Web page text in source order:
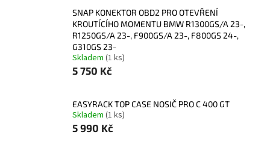
SNAP KONEKTOR OBD2 PRO OTEVŘENÍ
KROUTÍCÍHO MOMENTU BMW R1300GS/A 23-,
R1250GS/A 23-, F900GS/A 23-, F800GS 24-,
G310GS 23-
Skladem (1 ks)
5 750 Kč
EASYRACK TOP CASE NOSIČ PRO C 400 GT
Skladem (1 ks)
5 990 Kč